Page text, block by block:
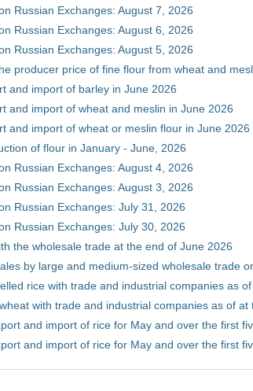
Russian Exchanges: August 7, 2026
Russian Exchanges: August 6, 2026
Russian Exchanges: August 5, 2026
producer price of fine flour from wheat and
and import of barley in June 2026
and import of wheat and meslin in June 2026
and import of wheat or meslin flour in June 2026
of flour in January - June, 2026
Russian Exchanges: August 4, 2026
Russian Exchanges: August 3, 2026
Russian Exchanges: July 31, 2026
Russian Exchanges: July 30, 2026
the wholesale trade at the end of June 2026
by large and medium-sized wholesale trade
rice with trade and industrial companies as
with trade and industrial companies as of at
and import of rice for May and over the first
and import of rice for May and over the first